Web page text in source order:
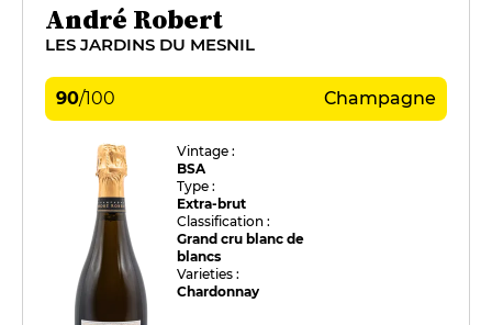
André Robert
LES JARDINS DU MESNIL
90/100 Champagne
Vintage :
BSA
Type :
Extra-brut
Classification :
Grand cru blanc de
blancs
Varieties :
Chardonnay